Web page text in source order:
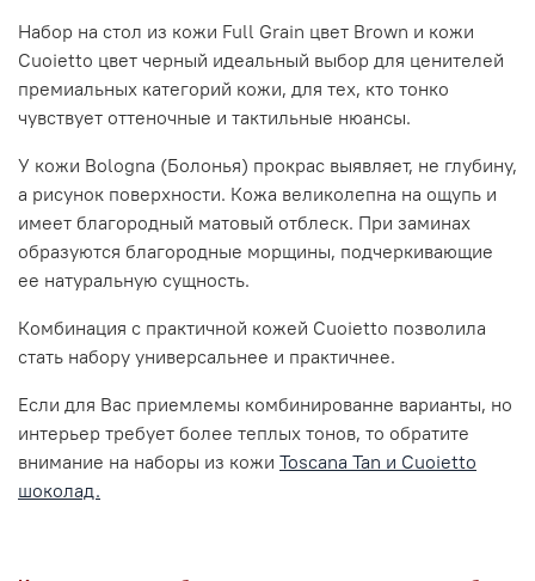
Набор на стол из кожи Full Grain цвет Brown и кожи
Cuoietto цвет черный идеальный выбор для ценителей
премиальных категорий кожи, для тех, кто тонко
чувствует оттеночные и тактильные нюансы.
У кожи Bologna (Болонья) прокрас выявляет, не глубину,
а рисунок поверхности. Кожа великолепна на ощупь и
имеет благородный матовый отблеск. При заминах
образуются благородные морщины, подчеркивающие
ее натуральную сущность.
Комбинация с практичной кожей Cuoietto позволила
стать набору универсальнее и практичнее.
Если для Вас приемлемы комбинированне варианты, но
интерьер требует более теплых тонов, то обратите
внимание на наборы из кожи Toscana Tan и Сuoietto
шоколад.